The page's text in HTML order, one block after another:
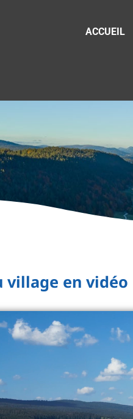
ACCUEIL
village en vidéo